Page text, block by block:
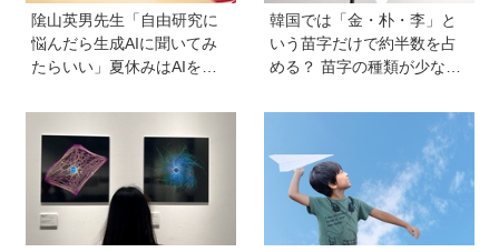
隂山英男先生「自由研究に
悩んだら生成AIに聞いてみ
たらいい」夏休みはAIを活
今しかできないことをして
ほしい
韓国では「金・朴・李」と
いう苗字だけで約半数を占
める？ 苗字の種類が少ない
際問題】